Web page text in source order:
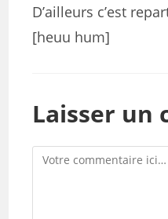
D’ailleurs c’est
[heuu hum]
Laisser un